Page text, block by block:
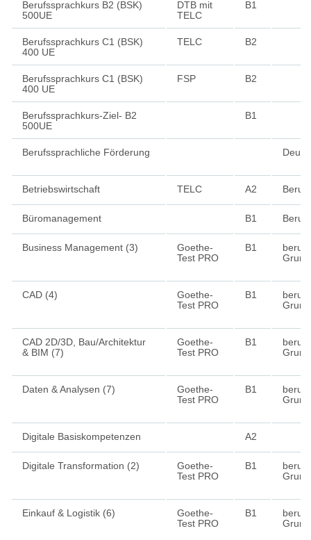
Berufssprachkurs B2 (BSK)
500UE
DTB mit
TELC
B1
Berufssprachkurs C1 (BSK)
400 UE
TELC B2
Berufssprachkurs C1 (BSK)
400 UE
FSP B2
Berufssprachkurs-Ziel- B2
500UE
B1
Berufssprachliche Förderung
Betriebswirtschaft TELC A2
Büromanagement B1
Business Management (3)
Goethe-
Test PRO
B1
CAD (4)
Goethe-
Test PRO
B1
CAD 2D/3D, Bau/Architektur
& BIM (7)
Goethe-
Test PRO
B1
Daten & Analysen (7)
Goethe-
Test PRO
B1
Digitale Basiskompetenzen A2
Digitale Transformation (2)
Goethe-
Test PRO
B1
Einkauf & Logistik (6)
Goethe-
Test PRO
B1